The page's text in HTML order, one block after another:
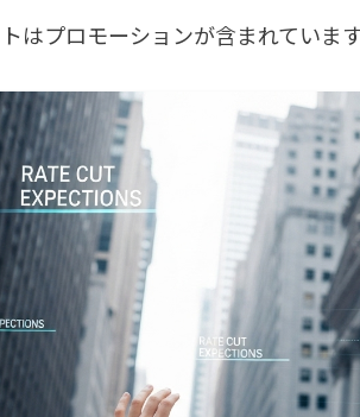
はプロモーションが含まれていま